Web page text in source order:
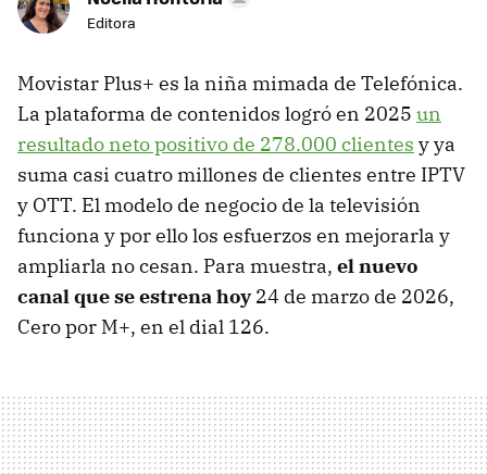
Editora
Movistar Plus+ es la niña mimada de Telefónica.
La plataforma de contenidos logró en 2025 un
resultado neto positivo de 278.000 clientes y ya
suma casi cuatro millones de clientes entre IPTV
y OTT. El modelo de negocio de la televisión
funciona y por ello los esfuerzos en mejorarla y
ampliarla no cesan. Para muestra, el nuevo
canal que se estrena hoy24 de marzo de 2026,
Cero por M+, en el dial 126.